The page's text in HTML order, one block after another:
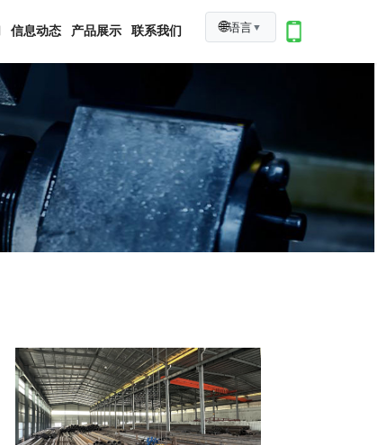
信息动态 产品展示 联系我们 🌐语言▼